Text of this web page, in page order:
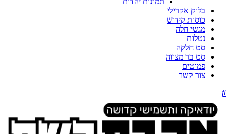
בלוק אקרילי
כוסות קידוש
מגשי חלה
נטלות
סט חלקה
סט בר מצווה
פמוטים
צור קשר